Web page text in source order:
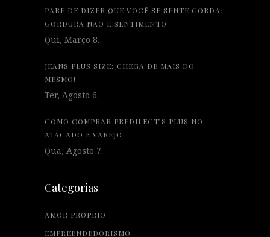
PARE DE DIZER QUE VOCÊ SE SENTE GORDA:
GORDURA NÃO É SENTIMENTO
Qui, Março 8.
JEANS PLUS SIZE: CHEGA DE MAIS DO
MESMO!
Ter, Agosto 6.
COMO COMPRAR PREDILECT’S PLUS NO
ATACADO E VAREJO
Qua, Agosto 7.
Categorias
AMOR PRÓPRIO
EMPREENDEDORISMO